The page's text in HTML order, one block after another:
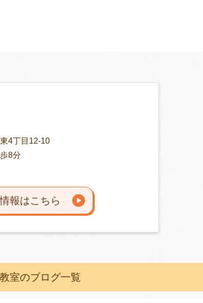
4丁目12-10
8分
報はこちら
室のブログ一覧